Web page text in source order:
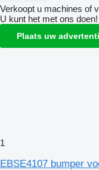
Verkoopt u machines of
U kunt het met ons doen!
Plaats uw
1
EBSE4107 bumper